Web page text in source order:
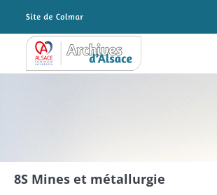
Archives Alsace - Colmar
8S Mines et métallurgie